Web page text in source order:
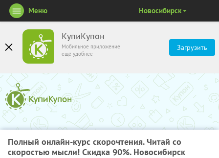
КупиКупон
Мобильное приложение
ещё удобнее
Загрузить
Меню Новосибирск
Полный онлайн-курс скорочтения. Читай со
скоростью мысли! Скидка 90%. Новосибирск